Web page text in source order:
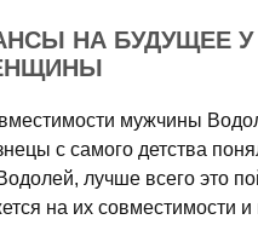
НА БУДУЩЕЕ
мужчины
с самого детства
лучше всего это
на их совместимости